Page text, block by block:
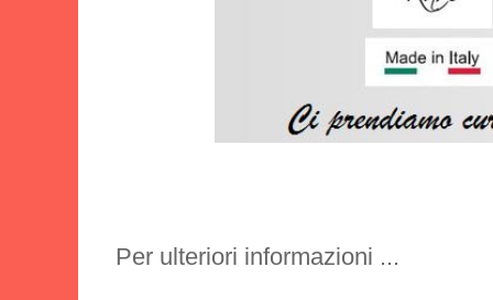
Per ulteriori informazioni ...